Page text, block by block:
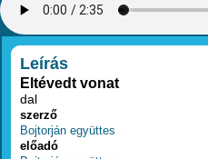
RÉSZLETEK
Leírás
Eltévedt vonat
dal
szerző
Bojtorján együttes
előadó